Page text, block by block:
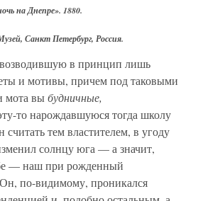
на Днепре». 1880.
Санкт Петербург, Россия.
возводившую в принцип лишь
и мотивы, причем под таковыми
мота выбудничные,
то нарождавшуюся тогда школу
считать тем властителем, в угоду
солнцу юга — а значит,
— наш при рожденный
по-видимому, проникался